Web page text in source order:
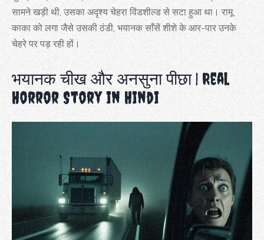
सामने खड़ी थी, उसका अदृश्य चेहरा विंडशील्ड से सटा हुआ था। रामू
काका को लगा जैसे उसकी ठंडी, भयानक साँसें शीशे के आर-पार उनके
चेहरे पर पड़ रही हों।
भयानक चीख और अनसुना पीछा | Real
Horror Story in Hindi